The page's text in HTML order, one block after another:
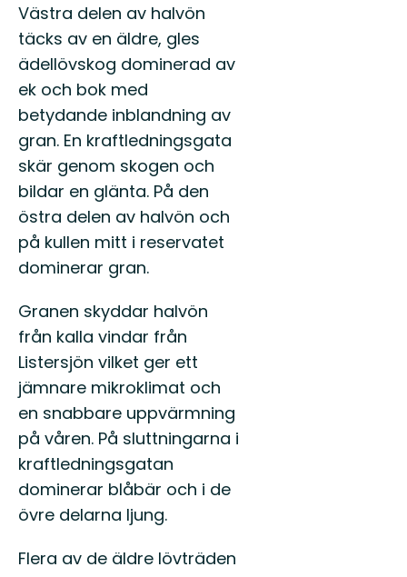
Västra delen av halvön
täcks av en äldre, gles
ädellövskog dominerad av
ek och bok med
betydande inblandning av
gran. En kraftledningsgata
skär genom skogen och
bildar en glänta. På den
östra delen av halvön och
på kullen mitt i reservatet
dominerar gran.
Granen skyddar halvön
från kalla vindar från
Listersjön vilket ger ett
jämnare mikroklimat och
en snabbare uppvärmning
på våren. På sluttningarna i
kraftledningsgatan
dominerar blåbär och i de
övre delarna ljung.
Flera av de äldre lövträden